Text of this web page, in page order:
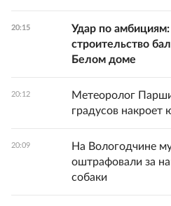
20:15
Удар по
строительство
Белом доме
20:12
Метеоролог
градусов
20:09
На Вологодчине
оштрафовали за
собаки